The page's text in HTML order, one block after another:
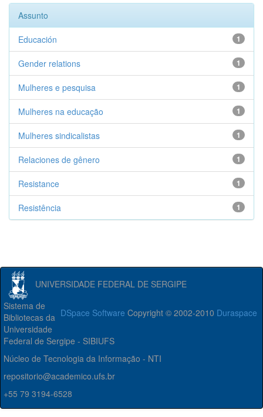
Assunto
1
Educación
1
Gender relations
1
Mulheres e pesquisa
1
Mulheres na educação
1
Mulheres sindicalistas
1
Relaciones de gênero
1
Resistance
1
Resistência
UNIVERSIDADE FEDERAL DE SERGIPE
DSpace Software Copyright © 2002-2010 Duraspace
Sistema de
Bibliotecas da
Universidade
Federal de Sergipe - SIBIUFS
Núcleo de Tecnologia da Informação - NTI
repositorio@academico.ufs.br
+55 79 3194-6528